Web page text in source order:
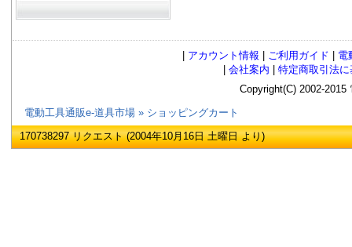
アカウント情報 ご利用ガイド
電
会社案内
特定商取引法
Copyright(C) 2002-
電動工具通販e-道具市場 » ショッピングカート
170738297 リクエスト (2004年10月16日 土曜日 より)